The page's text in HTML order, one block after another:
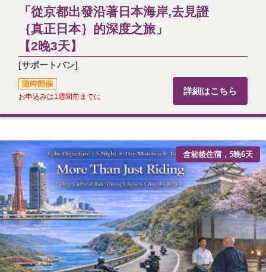
「從京都出發沿著日本海岸,去見證
｛真正日本｝的深度之旅」
【2晚3天】
[サポートバン]
随時開催
お申込みは1週間前までに
詳細はこちら
含前後住宿，5晚6天